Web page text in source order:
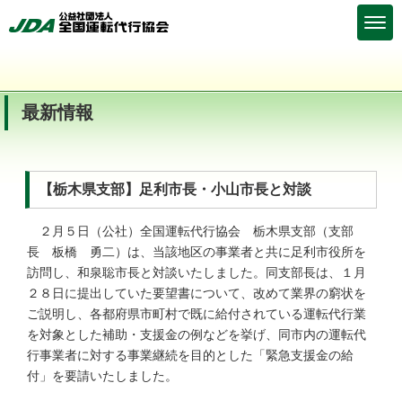
最新情報
【栃木県支部】足利市長・小山市長と対談
２月５日（公社）全国運転代行協会 栃木県支部（支部
長 板橋 勇二）は、当該地区の事業者と共に足利市役所を
訪問し、和泉聡市長と対談いたしました。同支部長は、１月
２８日に提出していた要望書について、改めて業界の窮状を
ご説明し、各都府県市町村で既に給付されている運転代行業
を対象とした補助・支援金の例などを挙げ、同市内の運転代
行事業者に対する事業継続を目的とした「緊急支援金の給
付」を要請いたしました。